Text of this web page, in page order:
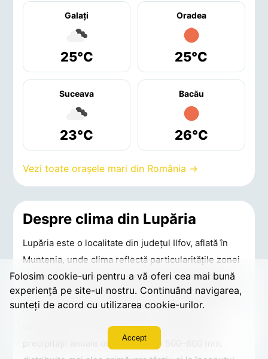
Galaţi
25°C
Oradea
25°C
Suceava
23°C
Bacău
26°C
Vezi toate orașele mari din România →
Despre clima din Lupăria
Lupăria este o localitate din județul Ilfov, aflată în
Muntenia, unde clima reflectă particularitățile zonei
și influențele atmosferice specifice acestui colț de
țară. Clima din Lupăria este temperat-continentală:
ierni cu medii de -2 până la -4°C în ianuarie, veri
călduroase cu maxime de 28–32°C în iulie, și
precipitații anuale de aproximativ 500–600 mm,
Folosim cookie-uri pentru a vă oferi cea mai bună
experiență pe site-ul nostru. Continuând navigarea,
sunteți de acord cu utilizarea cookie-urilor.
Accept